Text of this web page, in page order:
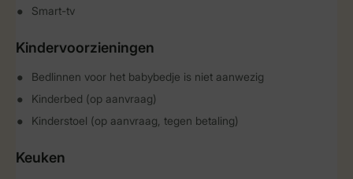
Smart-tv
Kindervoorzieningen
Bedlinnen voor het babybedje is niet aanwezig
Kinderbed (op aanvraag)
Kinderstoel (op aanvraag, tegen betaling)
Keuken